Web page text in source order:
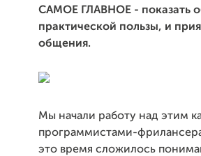
САМОЕ ГЛАВНОЕ - показать
практической пользы, и
общения.
Мы начали работу над этим
программистами-
это время сложилось